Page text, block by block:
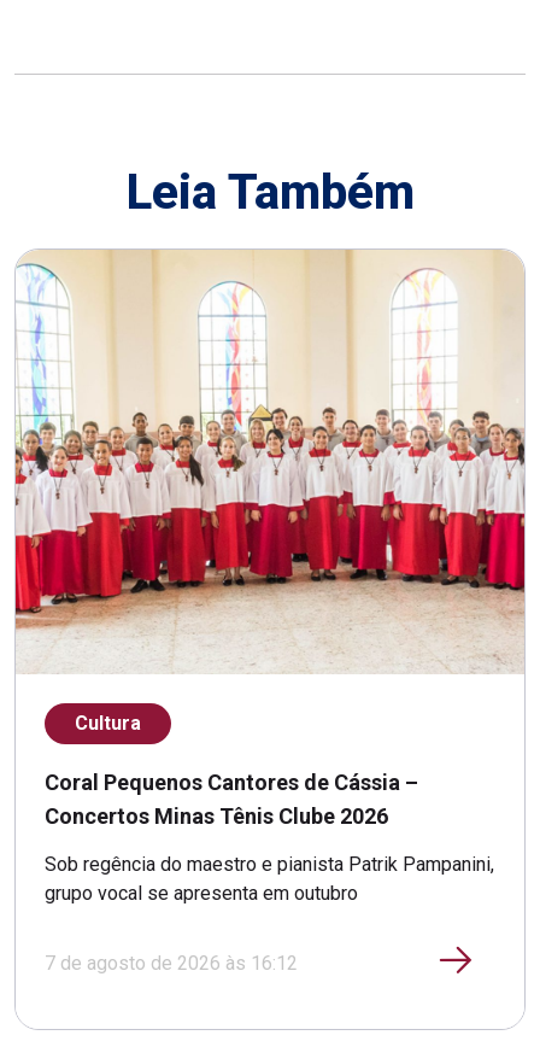
Leia Também
Cultura
Coral Pequenos Cantores de Cássia –
Concertos Minas Tênis Clube 2026
Sob regência do maestro e pianista Patrik Pampanini,
grupo vocal se apresenta em outubro
7 de agosto de 2026 às 16:12